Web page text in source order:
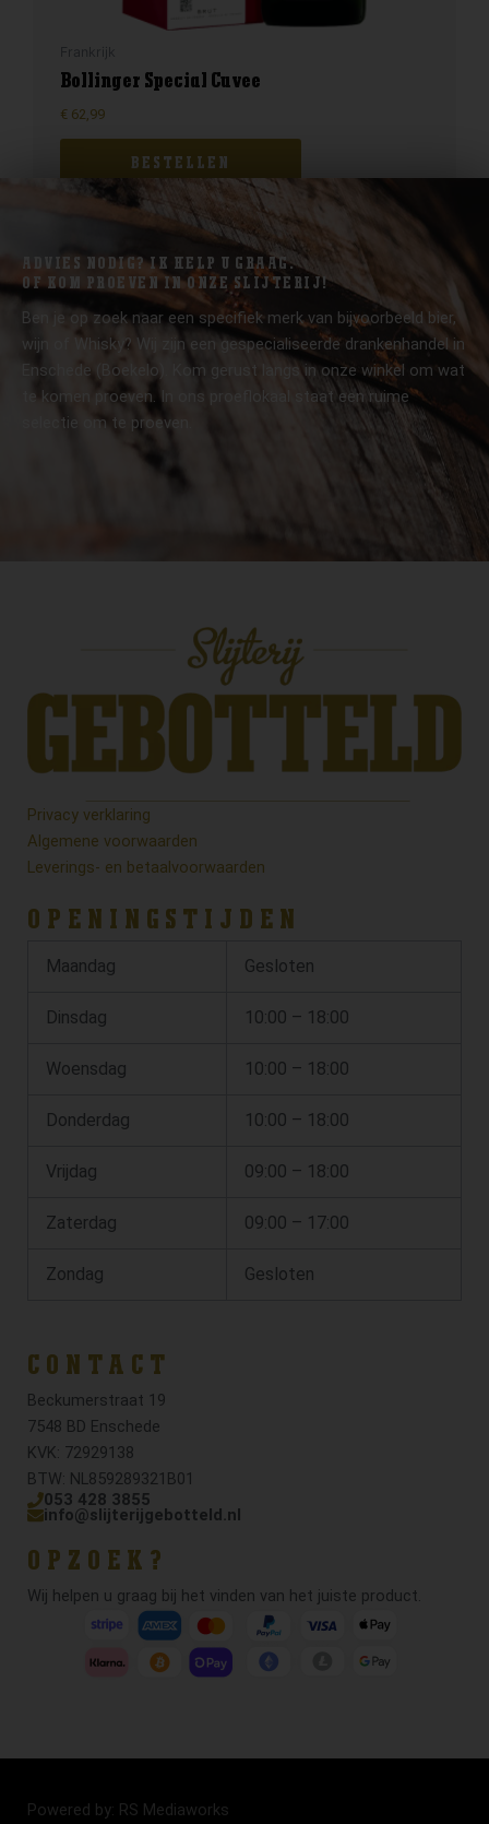
Bollinger Special Cuvee
€ 62,99
BESTELLEN
ADVIES NODIG? IK HELP U GRAAG.
OF KOM PROEVEN IN ONZE SLIJTERIJ!
Ben je op zoek naar een specifiek merk van bijvoorbeeld bier,
wijn of Whisky? Wij zijn een gespecialiseerde drankenhandel in
Enschede (Boekelo). Kom gerust langs in onze winkel om wat
te komen proeven. In ons proeflokaal staat een ruime
selectie om te proeven.
Privacy verklaring
Algemene voorwaarden
Leverings- en betaalvoorwaarden
OPENINGSTIJDEN
Maandag Gesloten
Dinsdag 10:00 – 18:00
Woensdag 10:00 – 18:00
Donderdag 10:00 – 18:00
Vrijdag 09:00 – 18:00
Zaterdag 09:00 – 17:00
Zondag Gesloten
CONTACT
Beckumerstraat 19
7548 BD Enschede
KVK: 72929138
BTW: NL859289321B01
053 428 3855
info@slijterijgebotteld.nl
OPZOEK?
Wij helpen u graag bij het vinden van het juiste product.
Powered by: RS Mediaworks